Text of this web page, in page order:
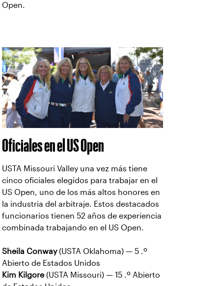
Open.
Oficiales en el US Open
USTA Missouri Valley una vez más tiene
cinco oficiales elegidos para trabajar en el
US Open, uno de los más altos honores en
la industria del arbitraje. Estos destacados
funcionarios tienen 52 años de experiencia
combinada trabajando en el US Open.
Sheila Conway(USTA Oklahoma) — 5 .º
Abierto de Estados Unidos
Kim Kilgore (USTA Missouri) — 15 .º Abierto